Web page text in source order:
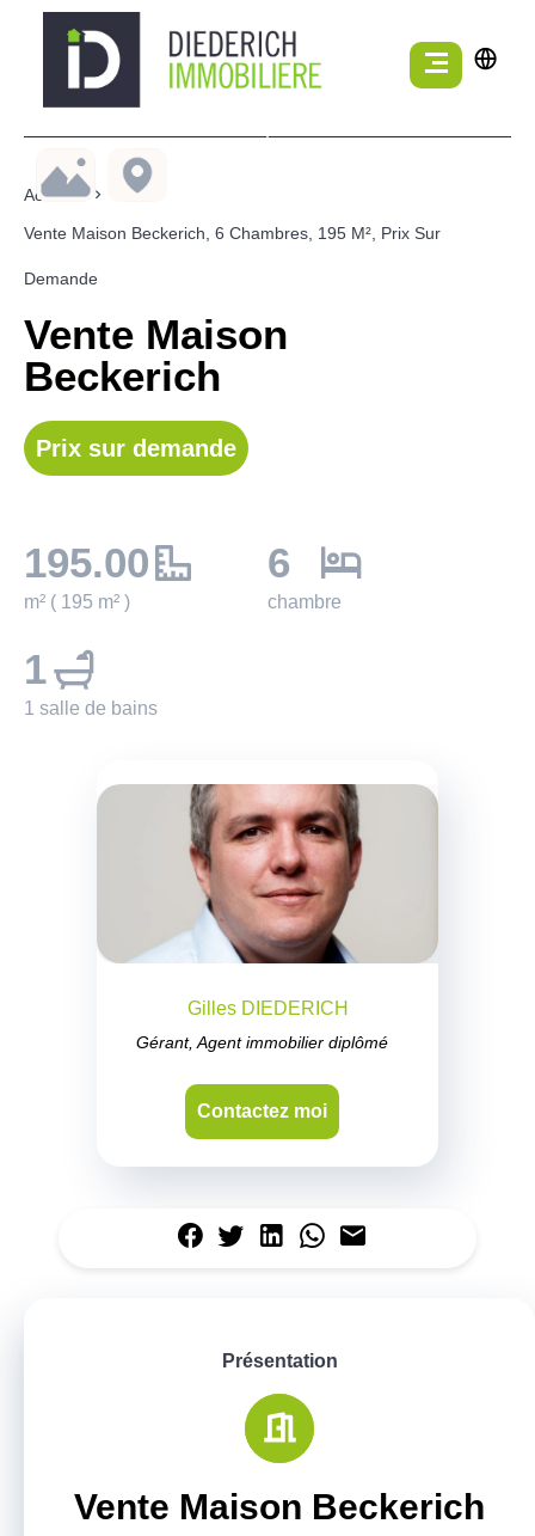
Accueil
Vente Maison Beckerich, 6 Chambres, 195 M², Prix Sur
Demande
Vente Maison
Beckerich
Prix sur demande
195.00
m² ( 195 m² )
6
chambre
1
1 salle de bains
Gilles DIEDERICH
Gérant, Agent immobilier diplômé
Contactez moi
Présentation
Vente Maison Beckerich